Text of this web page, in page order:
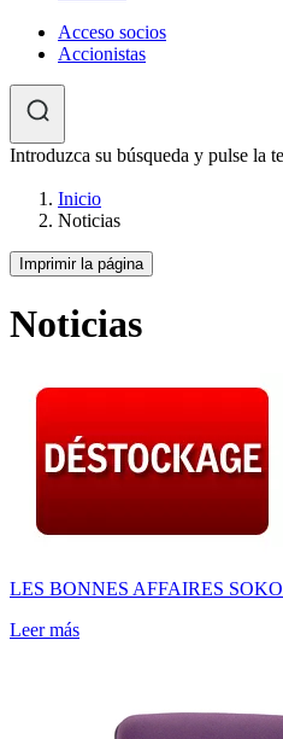
Acceso socios
Accionistas
Introduzca su búsqueda y pulse la
Inicio
Noticias
Imprimir la página
Noticias
LES BONNES AFFAIRES
Leer más